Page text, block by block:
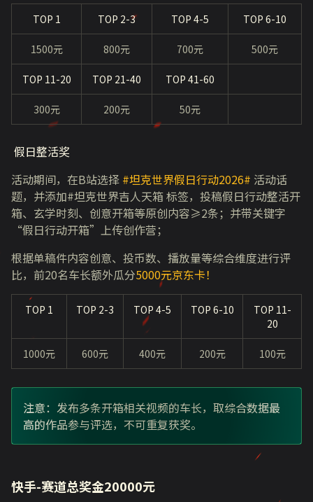
TOP 1 TOP 2-3 TOP 4-5 TOP 6-10
1500元 800元 700元 500元
TOP 11-20 TOP 21-40 TOP 41-60
300元 200元 50元
假日整活奖
活动期间，在B站选择 #坦克世界假日行动2026# 活动话
题，并添加#坦克世界吉人天箱 标签，投稿假日行动整活开
箱、玄学时刻、创意开箱等原创内容≥2条；并带关键字
“假日行动开箱”上传创作营；
根据单稿件内容创意、投币数、播放量等综合维度进行评
比，前20名车长额外瓜分5000元京东卡！
TOP 1 TOP 2-3 TOP 4-5 TOP 6-10
TOP 11-
20
1000元 600元 400元 200元 100元
注意：发布多条开箱相关视频的车长，取综合数据最
高的作品参与评选，不可重复获奖。
快手-赛道总奖金20000元